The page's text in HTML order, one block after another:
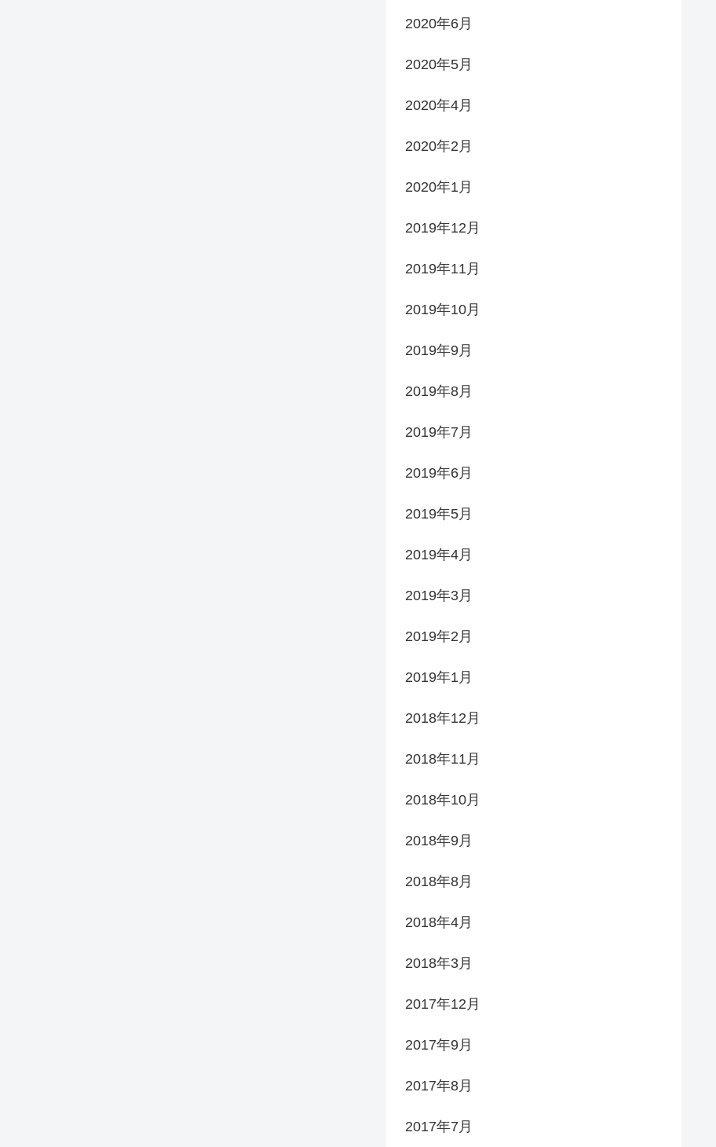
2020年6月
2020年5月
2020年4月
2020年2月
2020年1月
2019年12月
2019年11月
2019年10月
2019年9月
2019年8月
2019年7月
2019年6月
2019年5月
2019年4月
2019年3月
2019年2月
2019年1月
2018年12月
2018年11月
2018年10月
2018年9月
2018年8月
2018年4月
2018年3月
2017年12月
2017年9月
2017年8月
2017年7月